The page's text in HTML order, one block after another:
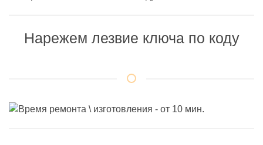
Нарежем лезвие ключа по коду